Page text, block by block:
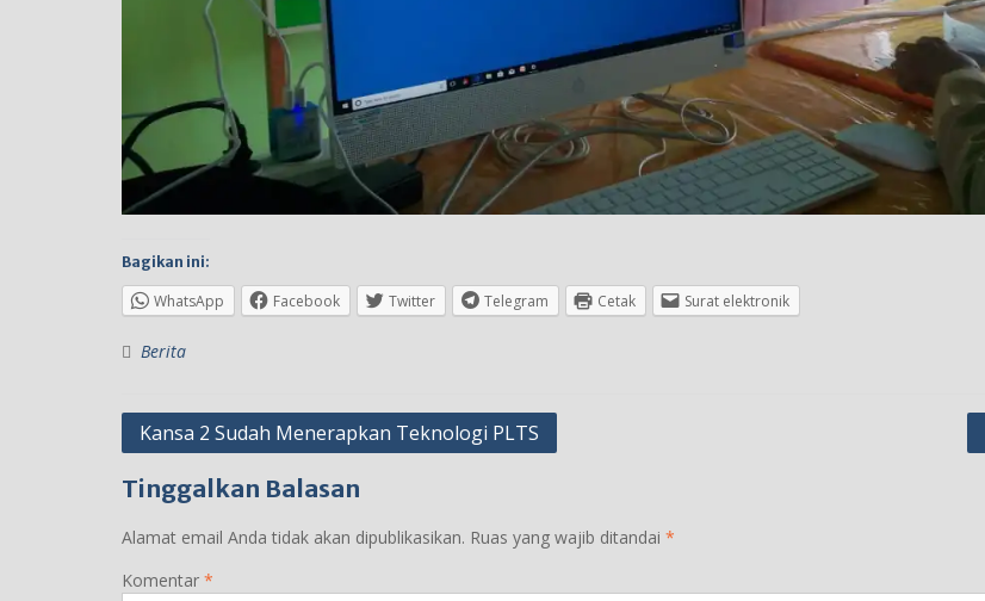
Bagikan ini:
WhatsApp Facebook Twitter Telegram Cetak Surat elektronik
Berita
Navigasi
Kansa 2 Sudah Menerapkan Teknologi PLTS
Tinggalkan Balasan
Alamat email Anda tidak akan dipublikasikan. Ruas yang wajib ditandai *
Komentar *